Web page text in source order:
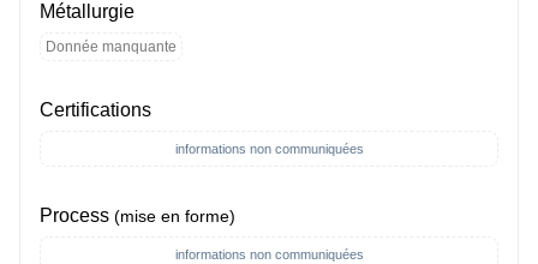
Métallurgie
Donnée manquante
Certifications
informations non communiquées
Process (mise en forme)
informations non communiquées